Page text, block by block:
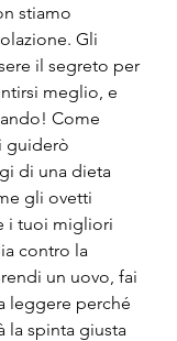
stiamo
Gli
il segreto per
meglio, e
Come
guiderò
di una dieta
gli ovetti
i tuoi migliori
contro la
un uovo, fai
leggere perché
la spinta giusta